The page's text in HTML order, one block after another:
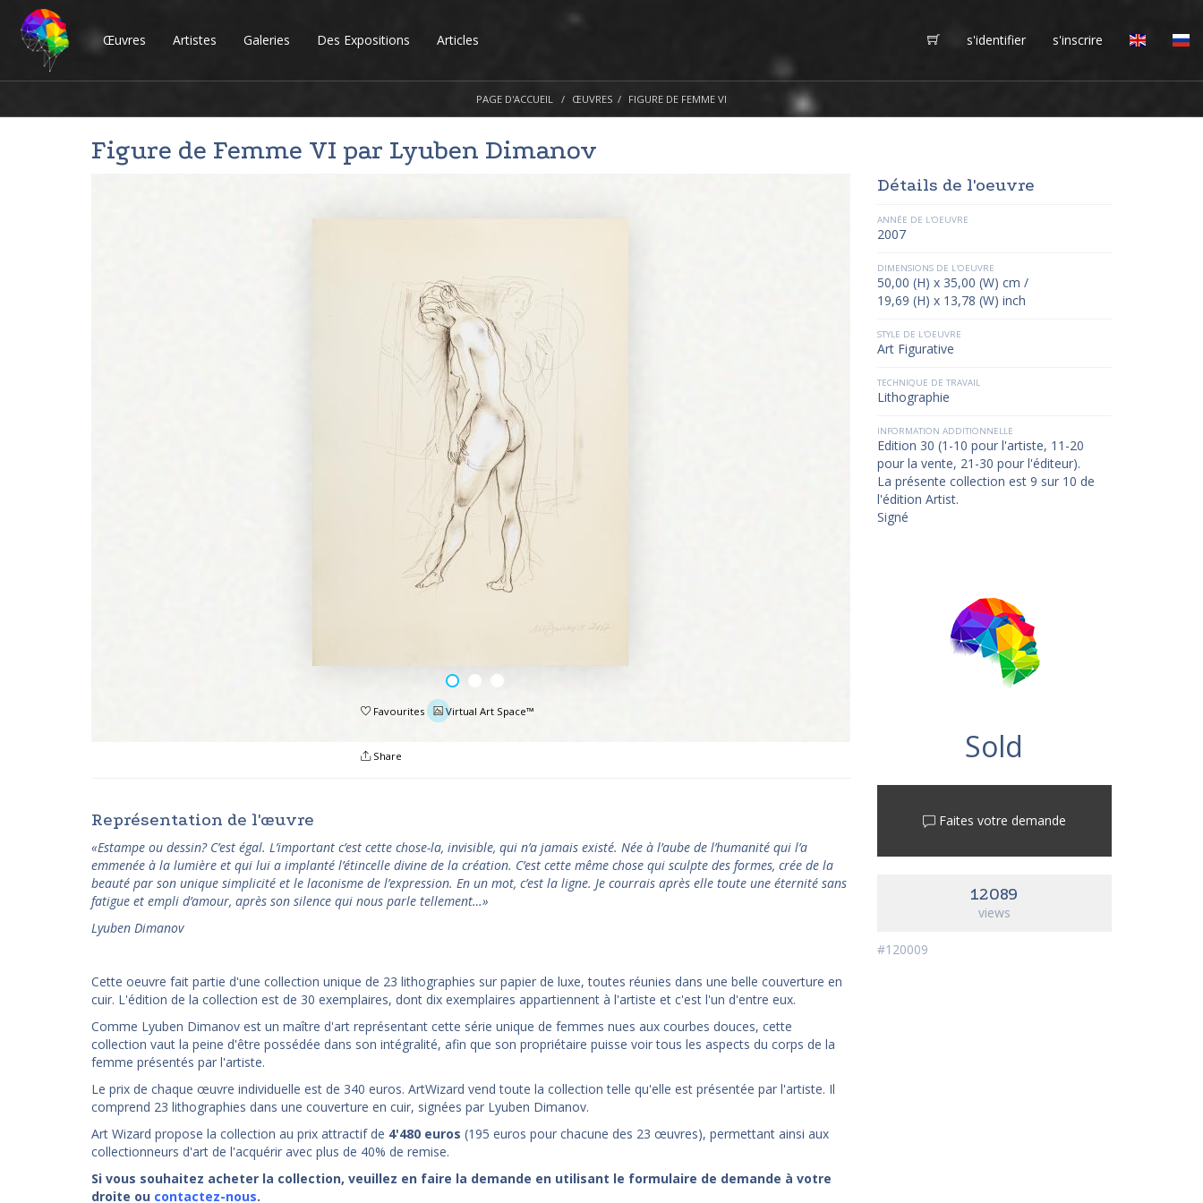
Œuvres Artistes Galeries Des Expositions Articles s'identifier s'inscrire
PAGE D'ACCUEIL ŒUVRES FIGURE DE FEMME VI
Figure de Femme VI par Lyuben Dimanov
Favourites Virtual Art Space™
Share
Représentation de l'œuvre
«Estampe ou dessin? C’est égal. L’important c’est cette chose-la, invisible, qui n’a jamais existé. Née à l’aube de l’humanité qui l’a
emmenée à la lumière et qui lui a implanté l’étincelle divine de la création. C’est cette même chose qui sculpte des formes, crée de la
beauté par son unique simplicité et le laconisme de l’expression. En un mot, c’est la ligne. Je courrais après elle toute une éternité sans
fatigue et empli d’amour, après son silence qui nous parle tellement…»
Lyuben Dimanov
Cette oeuvre fait partie d'une collection unique de 23 lithographies sur papier de luxe, toutes réunies dans une belle couverture en
cuir. L'édition de la collection est de 30 exemplaires, dont dix exemplaires appartiennent à l'artiste et c'est l'un d'entre eux.
Comme Lyuben Dimanov est un maître d'art représentant cette série unique de femmes nues aux courbes douces, cette
collection vaut la peine d'être possédée dans son intégralité, afin que son propriétaire puisse voir tous les aspects du corps de la
femme présentés par l'artiste.
Le prix de chaque œuvre individuelle est de 340 euros. ArtWizard vend toute la collection telle qu'elle est présentée par l'artiste. Il
comprend 23 lithographies dans une couverture en cuir, signées par Lyuben Dimanov.
Art Wizard propose la collection au prix attractif de 4'480 euros (195 euros pour chacune des 23 œuvres), permettant ainsi aux
collectionneurs d'art de l'acquérir avec plus de 40% de remise.
Si vous souhaitez acheter la collection, veuillez en faire la demande en utilisant le formulaire de demande à votre
droite ou contactez-nous.
Détails de l'oeuvre
ANNÉE DE L'OEUVRE
2007
DIMENSIONS DE L'OEUVRE
50,00 (H) x 35,00 (W) cm /
19,69 (H) x 13,78 (W) inch
STYLE DE L'OEUVRE
Art Figurative
TECHNIQUE DE TRAVAIL
Lithographie
INFORMATION ADDITIONNELLE
Edition 30 (1-10 pour l'artiste, 11-20
pour la vente, 21-30 pour l'éditeur).
La présente collection est 9 sur 10 de
l'édition Artist.
Signé
Sold
Faites votre demande
12089
views
#120009